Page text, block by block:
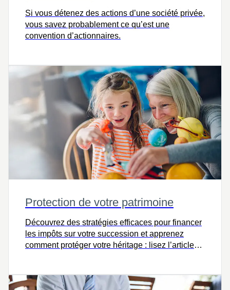
Si vous détenez des actions d’une société privée,
vous savez probablement ce qu’est une
convention d’actionnaires.
Protection de votre patrimoine
Découvrez des stratégies efficaces pour financer
les impôts sur votre succession et apprenez
comment protéger votre héritage : lisez l’article